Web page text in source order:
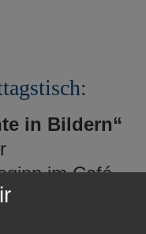
in Bildern“
im Café